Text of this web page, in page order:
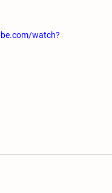
watch?